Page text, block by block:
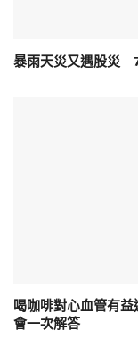
暴雨天災又遇股災
喝咖啡對心血管有
會一次解答